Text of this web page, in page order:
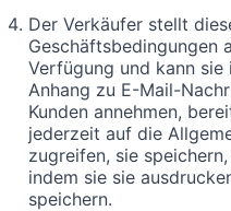
Der Verkäufer stellt
Geschäftsbedingungen
Verfügung und kann
Anhang zu E-Mail-
Kunden annehmen,
jederzeit auf die
zugreifen, sie
indem sie sie
speichern.